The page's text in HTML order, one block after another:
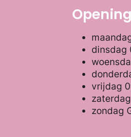
dinsdag
vrijdag
zaterdag
zondag